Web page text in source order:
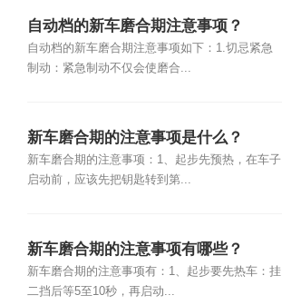
自动档的新车磨合期注意事项？
自动档的新车磨合期注意事项如下：1.切忌紧急
制动：紧急制动不仅会使磨合...
新车磨合期的注意事项是什么？
新车磨合期的注意事项：1、起步先预热，在车子
启动前，应该先把钥匙转到第...
新车磨合期的注意事项有哪些？
新车磨合期的注意事项有：1、起步要先热车：挂
二挡后等5至10秒，再启动...